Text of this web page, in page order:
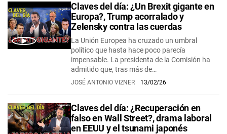
Claves del día: ¿Un Brexit gigante en
Europa?, Trump acorralado y
Zelensky contra las cuerdas
La Unión Europea ha cruzado un umbral
político que hasta hace poco parecía
impensable. La presidenta de la Comisión ha
admitido que, tras más de…
JOSÉ ANTONIO VIZNER 13/02/26
Claves del día: ¿Recuperación en
falso en Wall Street?, drama laboral
en EEUU y el tsunami japonés